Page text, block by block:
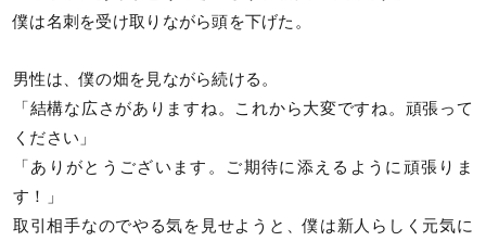
僕は名刺を受け取りながら頭を下げた。
男性は、僕の畑を見ながら続ける。
「結構な広さがありますね。これから大変ですね。頑張って
ください」
「ありがとうございます。ご期待に添えるように頑張りま
す！」
取引相手なのでやる気を見せようと、僕は新人らしく元気に